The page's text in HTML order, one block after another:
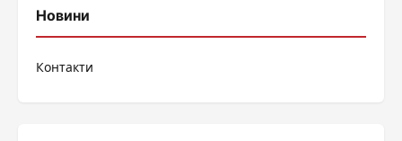
публикациите
Новини
Контакти